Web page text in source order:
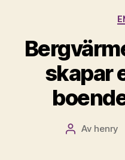
skapar
Av henry